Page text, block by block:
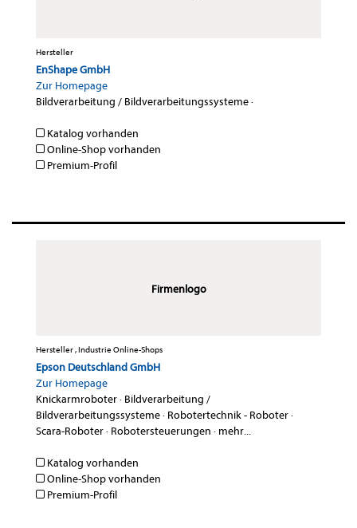
Hersteller
EnShape GmbH
Zur Homepage
Bildverarbeitung / Bildverarbeitungssysteme·
Katalog vorhanden
Online-Shop vorhanden
Premium-Profil
Firmenlogo
Hersteller , Industrie Online-Shops
Epson Deutschland GmbH
Zur Homepage
Knickarmroboter· Bildverarbeitung /
Bildverarbeitungssysteme· Robotertechnik - Roboter·
Scara-Roboter· Robotersteuerungen · mehr...
Katalog vorhanden
Online-Shop vorhanden
Premium-Profil